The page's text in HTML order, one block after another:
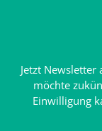
Jetzt
möchte
Einwilligung